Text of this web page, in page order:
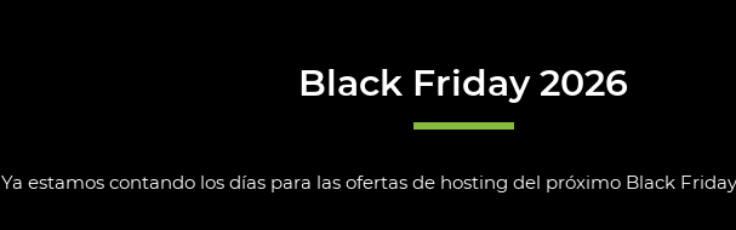
Black Friday 2026
Ya estamos contando los días para las ofertas de hosting del próximo Black